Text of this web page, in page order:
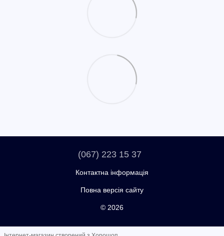
(067) 223 15 37
Контактна інформація
Повна версія сайту
© 2026